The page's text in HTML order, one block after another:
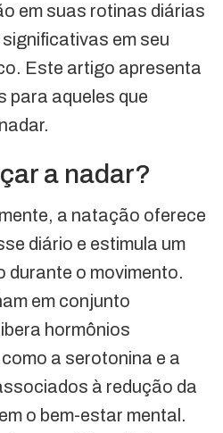
em suas rotinas diárias
em seu
Este artigo apresenta
para aqueles que
a nadar?
a natação oferece
diário e estimula um
durante o movimento.
em conjunto
hormônios
a serotonina e a
à redução da
o bem-estar mental.